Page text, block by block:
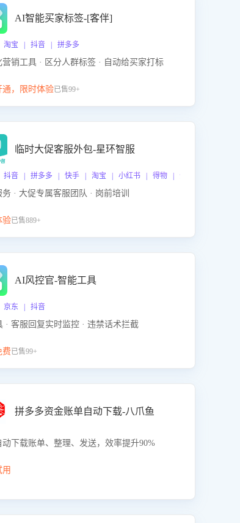
AI智能买家标签-[客伴]
淘宝 | 抖音 | 拼多多
营销工具 · 区分人群标签 · 自动给买家打标
通，限时体验已售99+
临时大促客服外包-星环智服
抖音 | 拼多多 | 快手 | 淘宝 | 小红书 | 得物 | 企业微信
· 大促专属客服团队 · 岗前培训
验已售889+
AI风控官-智能工具
京东 | 抖音
· 客服回复实时监控 · 违禁话术拦截
费已售99+
拼多多资金账单自动下载-八爪鱼
动下载账单、整理、发送，效率提升90%
用